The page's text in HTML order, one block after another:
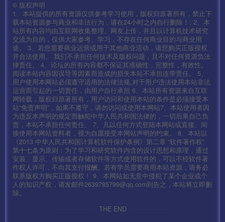
© 版权声明
1、本站提供的所有资源仅供参考学习使用，版权归原著所有，禁止下
载本站资源参与商业和非法行为，请在24小时之内自行删除！; 2、本
站所有内容均由互联网收集整理、网友上传，并且以计算机技术研究
交流为目的，仅供大家参考、学习，不存在任何商业目的与商业用
途。 3、若您需要商业运营或用于其他商业活动，请您购买正版授权
并合法使用。 我们不承担任何技术及版权问题，且不对任何资源负法
律责任。 4、论坛的所有内容都不保证其准确性，完整性，有效性。
阅读本站内容因误导等因素而造成的损失本站不承担连带责任。 5、
用户使用本网站必须遵守适用的法律法规,对于用户违法使用本站非法
运营而引起的一切责任，由用户自行承担 6、本站所有资源来自互联
网转载，版权归原著所有，用户访问和使用本站的条件是必须接受本
站“免责声明”，如果不遵守，请勿访问或使用本网站7、本站使用者因
为违反本声明的规定而触犯中华人民共和国法律的，一切后果自己负
责，本站不承担任何责任。 7、凡以任何方式登陆本网站或直接、间
接使用本网站资料者，视为自愿接受本网站声明的约束。 8、本站以
《2013 中华人民共和国计算机软件保护条例》第二章 “软件著作权”
第十七条为原则：为了学习和研究软件内含的设计思想和原理，通过
安装、显示、传输或者存储软件等方式使用软件的，可以不经软件著
作权人许可，不向其支付报酬。若有学员需要商用本站资源，请务必
联系版权方购买正版授权！ 9、本网站如无意中侵犯了某个企业或个
人的知识产权，请发邮件2639785799@qq.com到告之，本站将立即删
除。
THE END